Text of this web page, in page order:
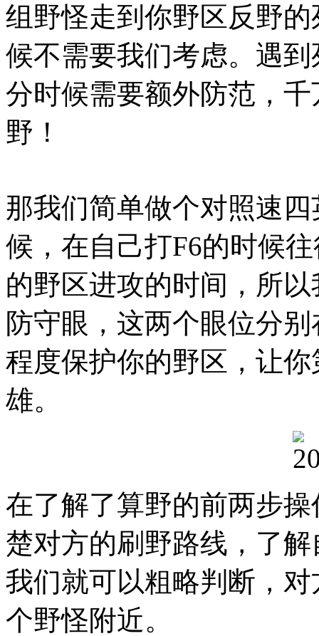
组野怪走到你野区反野
候不需要我们考虑。遇
分时候需要额外防范，
野！
那我们简单做个对照速
候，在自己打F6的时候
的野区进攻的时间，所
防守眼，这两个眼位分
程度保护你的野区，让
雄。
在了解了算野的前两步
楚对方的刷野路线，了
我们就可以粗略判断，
个野怪附近。